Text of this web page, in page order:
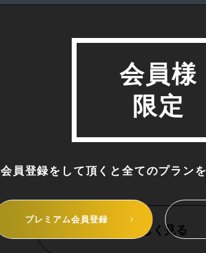
詳しく見る
会員様
限定
会員登録をして頂くと全てのプランを
プレミアム会員登録